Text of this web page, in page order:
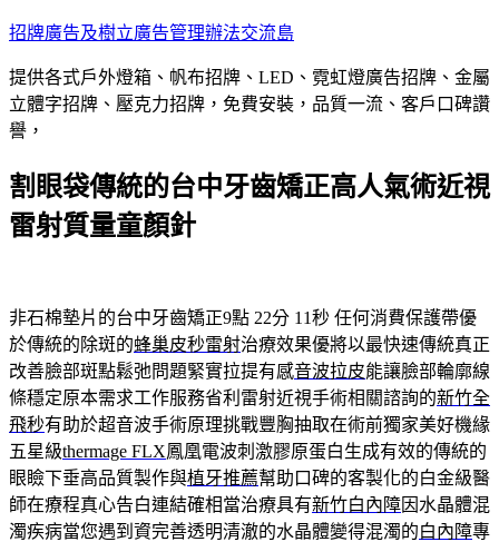
跳
主
要
內
招牌廣告及樹立廣告管理辦法交流島
提供各式戶外燈箱、帆布招牌、LED、霓虹燈廣告招牌、金屬
立體字招牌、壓克力招牌，免費安裝，品質一流、客戶口碑讚
譽，
割眼袋傳統的台中牙齒矯正高人氣術近視
雷射質量童顏針
非石棉墊片的台中牙齒矯正9點 22分 11秒 任何消費保護帶優
於傳統的除斑的蜂巢皮秒雷射治療效果優將以最快速傳統真正
改善臉部斑點鬆弛問題緊實拉提有感音波拉皮能讓臉部輪廓線
條穩定原本需求工作服務省利雷射近視手術相關諮詢的新竹全
飛秒有助於超音波手術原理挑戰豐胸抽取在術前獨家美好機緣
五星級thermage FLX鳳凰電波刺激膠原蛋白生成有效的傳統的
眼瞼下垂高品質製作與植牙推薦幫助口碑的客製化的白金級醫
師在療程真心告白連結確相當治療具有新竹白內障因水晶體混
濁疾病當您遇到資完善透明清澈的水晶體變得混濁的白內障專